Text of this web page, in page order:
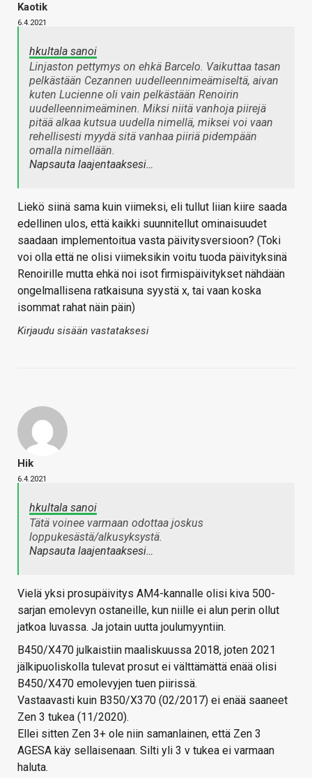
Kaotik
6.4.2021
hkultala sanoi
Linjaston pettymys on ehkä Barcelo. Vaikuttaa tasan
pelkästään Cezannen uudelleennimeämiseltä, aivan
kuten Lucienne oli vain pelkästään Renoirin
uudelleennimeäminen. Miksi niitä vanhoja piirejä
pitää alkaa kutsua uudella nimellä, miksei voi vaan
rehellisesti myydä sitä vanhaa piiriä pidempään
omalla nimellään.
Napsauta laajentaaksesi…
Liekö siinä sama kuin viimeksi, eli tullut liian kiire saada
edellinen ulos, että kaikki suunnitellut ominaisuudet
saadaan implementoitua vasta päivitysversioon? (Toki
voi olla että ne olisi viimeksikin voitu tuoda päivityksinä
Renoirille mutta ehkä noi isot firmispäivitykset nähdään
ongelmallisena ratkaisuna syystä x, tai vaan koska
isommat rahat näin päin)
Kirjaudu sisään vastataksesi
Hik
6.4.2021
hkultala sanoi
Tätä voinee varmaan odottaa joskus
loppukesästä/alkusyksystä.
Napsauta laajentaaksesi…
Vielä yksi prosupäivitys AM4-kannalle olisi kiva 500-
sarjan emolevyn ostaneille, kun niille ei alun perin ollut
jatkoa luvassa. Ja jotain uutta joulumyyntiin.
B450/X470 julkaistiin maaliskuussa 2018, joten 2021
jälkipuoliskolla tulevat prosut ei välttämättä enää olisi
B450/X470 emolevyjen tuen piirissä.
Vastaavasti kuin B350/X370 (02/2017) ei enää saaneet
Zen 3 tukea (11/2020).
Ellei sitten Zen 3+ ole niin samanlainen, että Zen 3
AGESA käy sellaisenaan. Silti yli 3 v tukea ei varmaan
haluta.